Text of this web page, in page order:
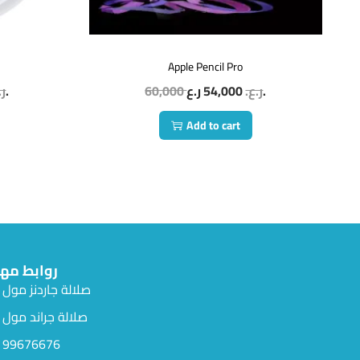
ر.ع.
Apple Pencil Pro
60,000 ر.ع.54,000 ر.ع.
Add to cart
روابط
صلالة جاردنز مول
صلالة جراند مول
99676676